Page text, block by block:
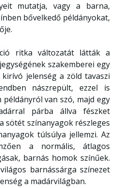
mutatja, vagy a barna,
bővelkedő példányokat,
ritka változatát látták a
szakemberei egy
jelenség a zöld tavaszi
nászrepült, ezzel is
van szó, majd egy
párba állva fészket
sötét színanyagok részleges
túlsúlya jellemzi. Az
a normális, átlagos
barnás homok színűek.
barnássárga színezet
a madárvilágban.